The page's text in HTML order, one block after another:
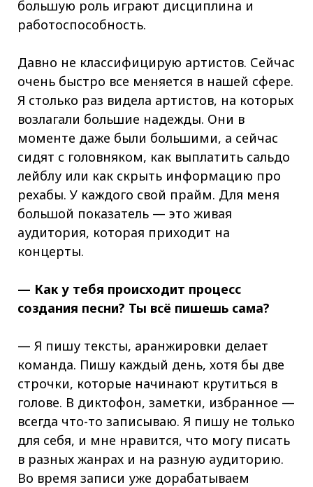
большую роль играют дисциплина и
работоспособность.
Давно не классифицирую артистов. Сейчас
очень быстро все меняется в нашей сфере.
Я столько раз видела артистов, на которых
возлагали большие надежды. Они в
моменте даже были большими, а сейчас
сидят с головняком, как выплатить сальдо
лейблу или как скрыть информацию про
рехабы. У каждого свой прайм. Для меня
большой показатель — это живая
аудитория, которая приходит на
концерты.
— Как у тебя происходит процесс
создания песни? Ты всё пишешь сама?
— Я пишу тексты, аранжировки делает
команда. Пишу каждый день, хотя бы две
строчки, которые начинают крутиться в
голове. В диктофон, заметки, избранное —
всегда что-то записываю. Я пишу не только
для себя, и мне нравится, что могу писать
в разных жанрах и на разную аудиторию.
Во время записи уже дорабатываем